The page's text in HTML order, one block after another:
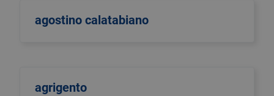
agostino calatabiano
agrigento